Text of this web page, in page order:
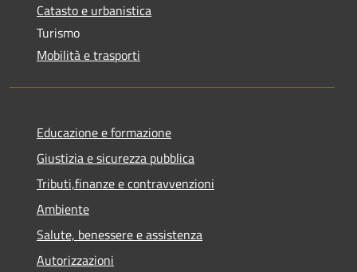
Catasto e urbanistica
Turismo
Mobilità e trasporti
Educazione e formazione
Giustizia e sicurezza pubblica
Tributi,finanze e contravvenzioni
Ambiente
Salute, benessere e assistenza
Autorizzazioni